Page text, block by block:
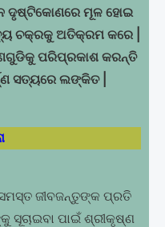
ଦୃଷ୍ଟିକୋଣରେ ମୂଳ ହୋଇ
ଚକ୍ରକୁ ଅତିକ୍ରମ କରେ |
ପରିପ୍ରକାଶ କରନ୍ତି
ସତ୍ୟରେ ଲଙ୍କିତ |
ଜୀବଜନ୍ତୁଙ୍କ ପ୍ରତି
ପାଇଁ ଶ୍ରୀକୃଷ୍ଣ